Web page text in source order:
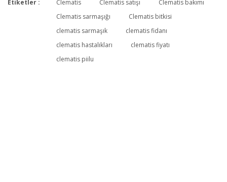
Bu ürüne ilk yorumu siz yapın!
Yorum Yaz
Etiketler : Clematis Clematis satışı
Clematis bakımı
Clematis sarmaşığı
Clematis bitkisi
clematis sarmaşık
clematis fidanı
clematis hastalıkları
clematis fiyatı
clematis piilu